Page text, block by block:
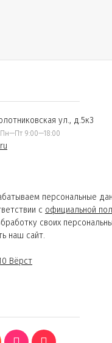
ул., д.5к3
Пн—Пт 9:00—18:00
персональные
с официальной
своих
наш сайт.
Вёрст